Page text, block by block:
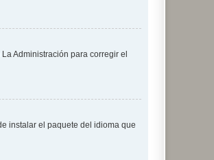
Administración para corregir el
instalar el paquete del idioma que